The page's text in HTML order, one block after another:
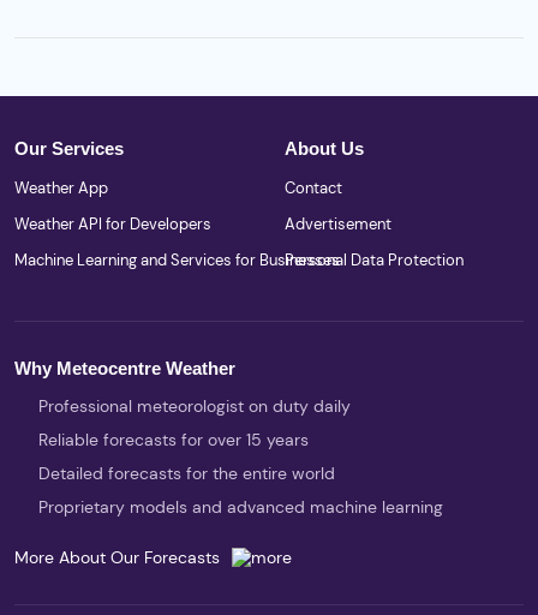
Our Services
Weather App
Weather API for Developers
Machine Learning and Services for Businesses
About Us
Contact
Advertisement
Personal Data Protection
Why Meteocentre Weather
Professional meteorologist on duty daily
Reliable forecasts for over 15 years
Detailed forecasts for the entire world
Proprietary models and advanced machine learning
More About Our Forecasts